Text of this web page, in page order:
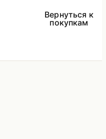
Вернуться к
покупкам